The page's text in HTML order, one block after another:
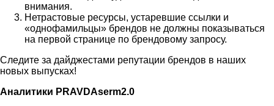
внимания.
Нетрастовые ресурсы, устаревшие ссылки и
«однофамильцы» брендов не должны показываться
на первой странице по брендовому запросу.
Следите за дайджестами репутации брендов в наших
новых выпусках!
Аналитики PRAVDAserm2.0